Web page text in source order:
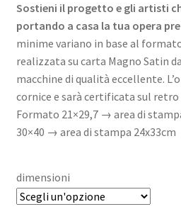
prezzo:
da
29,00 €
a
69,00 €
Sostieni il progetto e gli artisti
portando a casa la tua opera
minime variano in base al
realizzata su carta Magno Satin
macchine di qualità eccellente.
cornice e sarà certificata sul retro
Formato 21×29,7 → area di
30×40 → area di stampa 24x33cm
dimensioni